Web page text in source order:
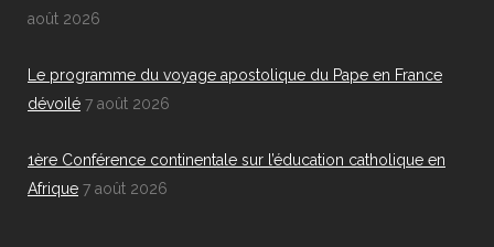
août 2026
Le programme du voyage apostolique du Pape en France
dévoilé 7 août 2026
1ère Conférence continentale sur l’éducation catholique en
Afrique 7 août 2026